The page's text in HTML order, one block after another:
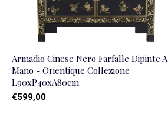
Armadio Cinese Nero Farfalle Dipinte A
Mano - Orientique Collezione
L90xP40xA80cm
€599,00